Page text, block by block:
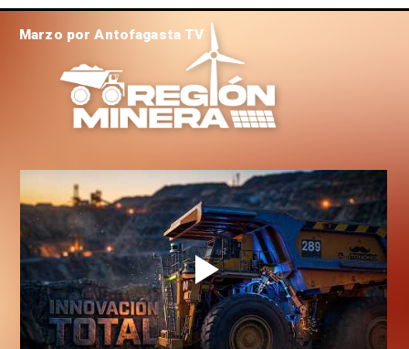
Marzo por Antofagasta TV